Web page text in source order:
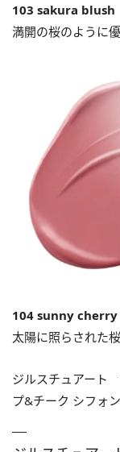
103 sakura blush
満開の桜のように
104 sunny cherry
太陽に照らされた
ジルスチュアー
プ&チーク シフ